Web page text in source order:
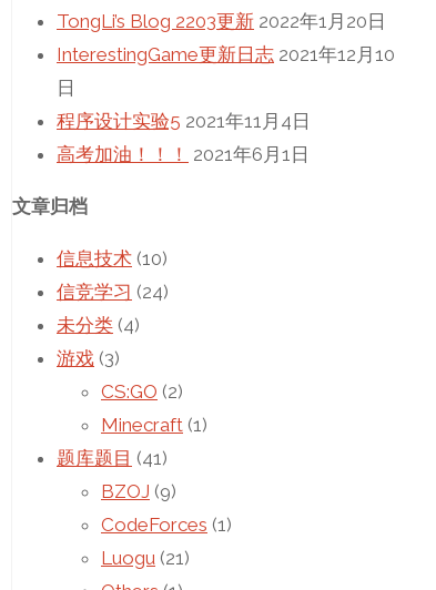
TongLi’s Blog 2203更新 2022年1月20日
InterestingGame更新日志 2021年12月10
日
程序设计实验5 2021年11月4日
高考加油！！！ 2021年6月1日
文章归档
信息技术 (10)
信竞学习 (24)
未分类 (4)
游戏 (3)
CS:GO (2)
Minecraft (1)
题库题目 (41)
BZOJ (9)
CodeForces (1)
Luogu (21)